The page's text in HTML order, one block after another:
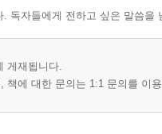
독자들에게 전하고 싶은 말씀을
게재됩니다.
책에 대한 문의는 1:1 문의를 이